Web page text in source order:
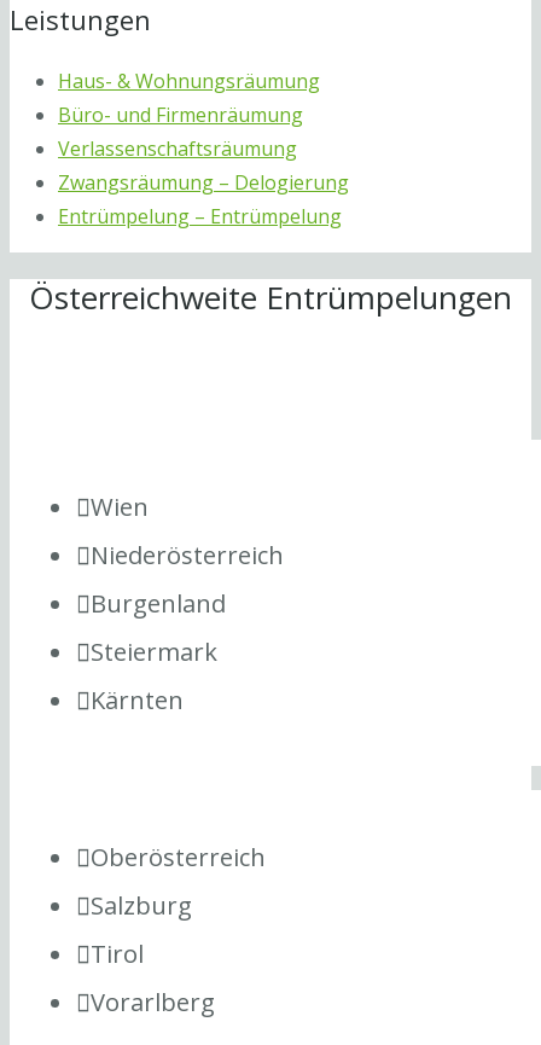
Leistungen
Haus- & Wohnungsräumung
Büro- und Firmenräumung
Verlassenschaftsräumung
Zwangsräumung – Delogierung
Entrümpelung – Entrümpelung
Österreichweite Entrümpelungen
Wien
Niederösterreich
Burgenland
Steiermark
Kärnten
Oberösterreich
Salzburg
Tirol
Vorarlberg